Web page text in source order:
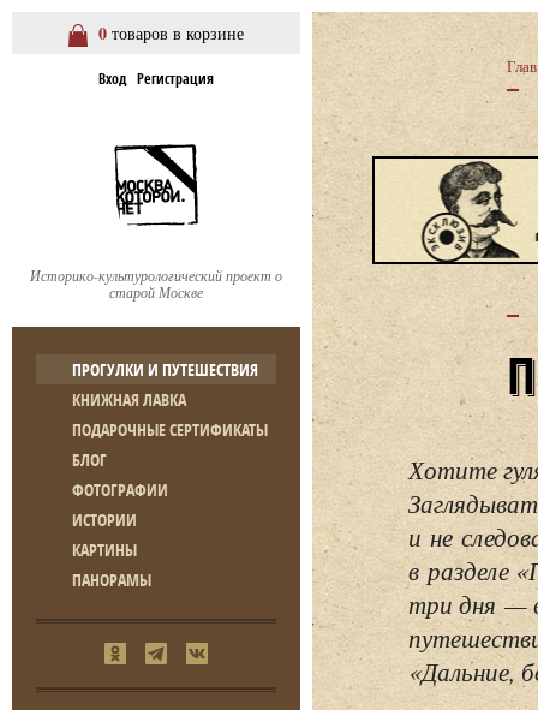
0 товаров в корзине
Вход Регистрация
Историко-культурологический проект о
старой Москве
ПРОГУЛКИ И ПУТЕШЕСТВИЯ
КНИЖНАЯ ЛАВКА
ПОДАРОЧНЫЕ СЕРТИФИКАТЫ
БЛОГ
ФОТОГРАФИИ
ИСТОРИИ
КАРТИНЫ
ПАНОРАМЫ
Хотите
и не
в разделе
три дня —
«Дальние,